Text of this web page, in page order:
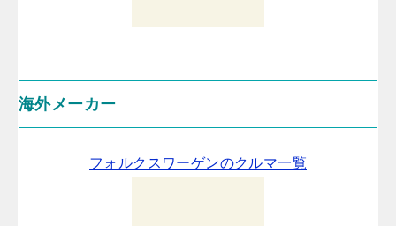
海外メーカー
フォルクスワーゲンのクルマ一覧